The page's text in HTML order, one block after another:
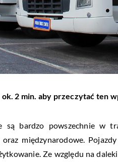
2 min. aby przeczytać ten
są bardzo powszechnie w
międzynarodowe.
Ze względu na